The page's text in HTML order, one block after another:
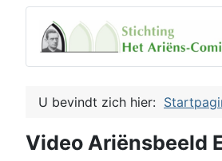
U bevindt zich hier:
Video Ariënsbeeld